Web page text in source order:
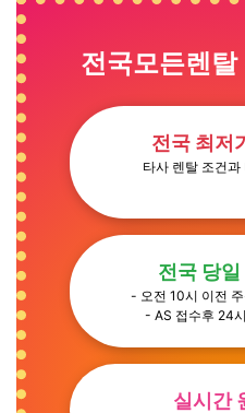
전국모든렌
전국 최저
타사 렌탈 조건과
전국 당
- 오전 10시 이전
- AS 접수후 24
실시간